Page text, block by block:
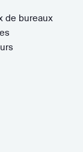
de bureaux